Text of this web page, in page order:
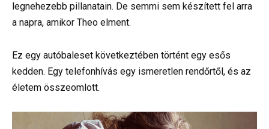
legnehezebb pillanatain. De semmi sem készített fel arra
a napra, amikor Theo elment.
Ez egy autóbaleset következtében történt egy esős
kedden. Egy telefonhívás egy ismeretlen rendőrtől, és az
életem összeomlott.